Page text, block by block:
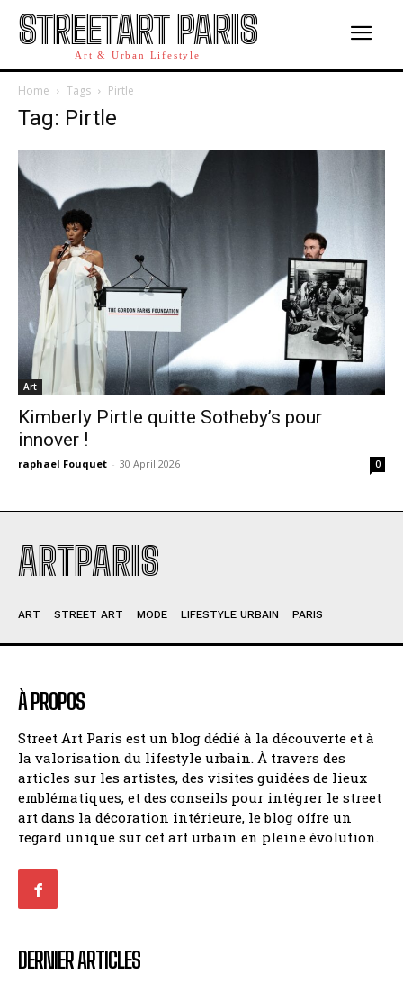
STREETART PARIS
Art & Urban Lifestyle
Home Tags Pirtle
Tag: Pirtle
Art
Kimberly Pirtle quitte Sotheby’s pour
innover !
raphael Fouquet - 30 April 2026 0
ARTPARIS
ART STREET ART MODE LIFESTYLE URBAIN PARIS
À PROPOS
Street Art Paris est un blog dédié à la découverte et à
la valorisation du lifestyle urbain. À travers des
articles sur les artistes, des visites guidées de lieux
emblématiques, et des conseils pour intégrer le street
art dans la décoration intérieure, le blog offre un
regard unique sur cet art urbain en pleine évolution.
DERNIER ARTICLES